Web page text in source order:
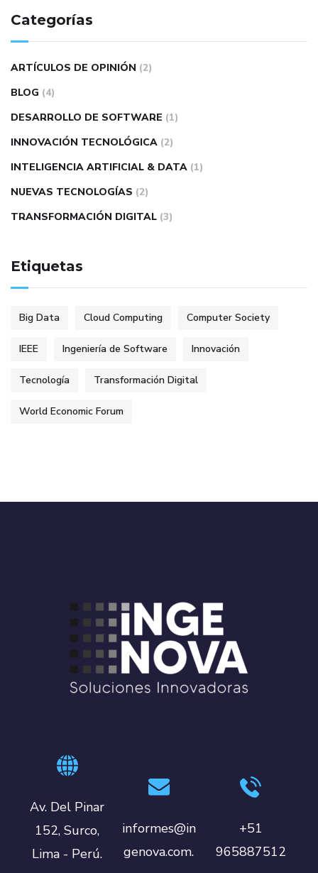
Categorías
ARTÍCULOS DE OPINIÓN (2)
BLOG (4)
DESARROLLO DE SOFTWARE (1)
INNOVACIÓN TECNOLÓGICA (2)
INTELIGENCIA ARTIFICIAL & DATA (1)
NUEVAS TECNOLOGÍAS (2)
TRANSFORMACIÓN DIGITAL (3)
Etiquetas
Big Data Cloud Computing Computer Society
IEEE Ingeniería de Software Innovación
Tecnología Transformación Digital
World Economic Forum
Av. Del Pinar
152, Surco,
Lima - Perú.
informes@in
genova.com.
+51
965887512